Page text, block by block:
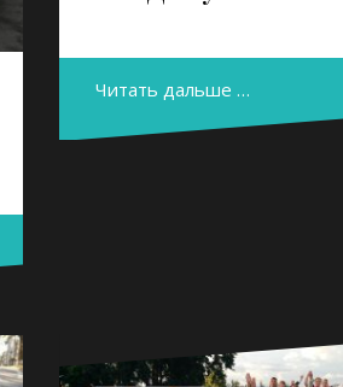
Читать дальше …